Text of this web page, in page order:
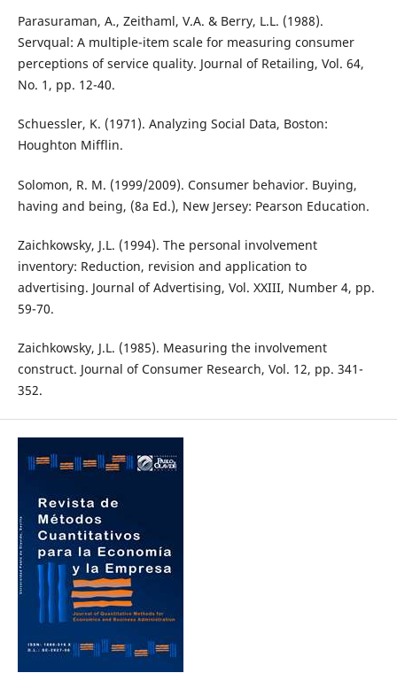
Parasuraman, A., Zeithaml, V.A. & Berry, L.L. (1988).
Servqual: A multiple-item scale for measuring consumer
perceptions of service quality. Journal of Retailing, Vol. 64,
No. 1, pp. 12-40.
Schuessler, K. (1971). Analyzing Social Data, Boston:
Houghton Mifflin.
Solomon, R. M. (1999/2009). Consumer behavior. Buying,
having and being, (8a Ed.), New Jersey: Pearson Education.
Zaichkowsky, J.L. (1994). The personal involvement
inventory: Reduction, revision and application to
advertising. Journal of Advertising, Vol. XXIII, Number 4, pp.
59-70.
Zaichkowsky, J.L. (1985). Measuring the involvement
construct. Journal of Consumer Research, Vol. 12, pp. 341-
352.